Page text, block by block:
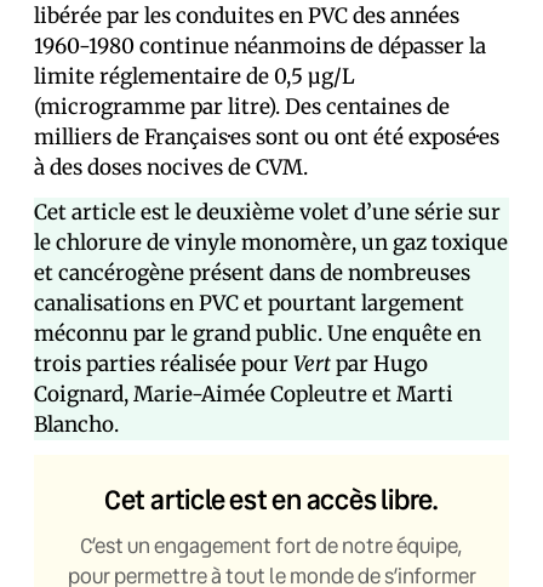
libérée par les conduites en PVC des années
1960-1980 continue néanmoins de dépasser la
limite réglementaire de 0,5 μg/L
(microgramme par litre). Des centaines de
milliers de Français·es sont ou ont été exposé·es
à des doses nocives de CVM.
Cet article est le deuxième volet d’une série sur
le chlorure de vinyle monomère, un gaz toxique
et cancérogène présent dans de nombreuses
canalisations en PVC et pourtant largement
méconnu par le grand public. Une enquête en
trois parties réalisée pourVertpar Hugo
Coignard, Marie-Aimée Copleutre et Marti
Blancho.
Cet article est en accès libre.
C’est un engagement fort de notre équipe,
pour permettre à tout le monde de s’informer